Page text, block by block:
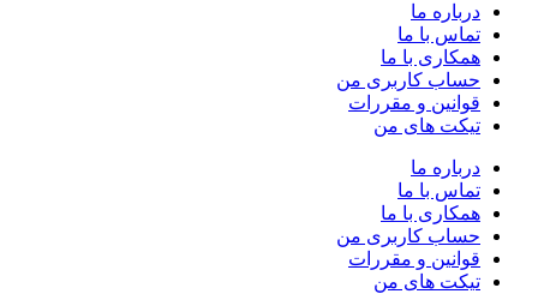
درباره ما
تماس با ما
همکاری با ما
حساب کاربری من
قوانین و مقررات
تیکت های من
درباره ما
تماس با ما
همکاری با ما
حساب کاربری من
قوانین و مقررات
تیکت های من